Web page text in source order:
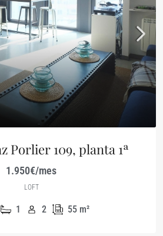
Porlier 109, planta 1ª
1.950€/mes
LOFT
1 2 55 m²